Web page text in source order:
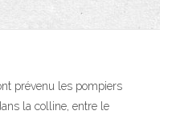
prévenu les pompiers
la colline, entre le